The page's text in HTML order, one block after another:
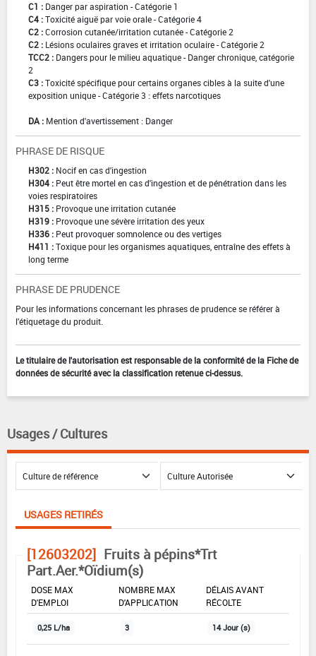
C1 : Danger par aspiration - Catégorie 1
C4 :Toxicité aiguë par voie orale - Catégorie 4
C2 :Corrosion cutanée/irritation cutanée - Catégorie 2
C2 : Lésions oculaires graves et irritation oculaire - Catégorie 2
TCC2 : Dangers pour le milieu aquatique - Danger chronique, catégorie
2
C3 :Toxicité spécifique pour certains organes cibles à la suite d'une
exposition unique - Catégorie 3 : effets narcotiques
DA : Mention d'avertissement : Danger
PHRASE DE RISQUE
H302 : Nocif en cas d'ingestion
H304 : Peut être mortel en cas d'ingestion et de pénétration dans les
voies respiratoires
H315 : Provoque une irritation cutanée
H319 : Provoque une sévère irritation des yeux
H336 : Peut provoquer somnolence ou des vertiges
H411 :Toxique pour les organismes aquatiques, entraîne des effets à
long terme
PHRASE DE PRUDENCE
Pour les informations concernant les phrases de prudence se référer à
l'étiquetage du produit.
Le titulaire de l'autorisation est responsable de la conformité de la Fiche de
données de sécurité avec la classification retenue ci-dessus.
Usages / Cultures
USAGES RETIRÉS
[12603202] Fruits à pépins*Trt
Part.Aer.*Oïdium(s)
DOSE MAX
D'EMPLOI
NOMBRE MAX
D'APPLICATION
DÉLAIS AVANT
RÉCOLTE
0,25 L/ha 3 14 Jour (s)